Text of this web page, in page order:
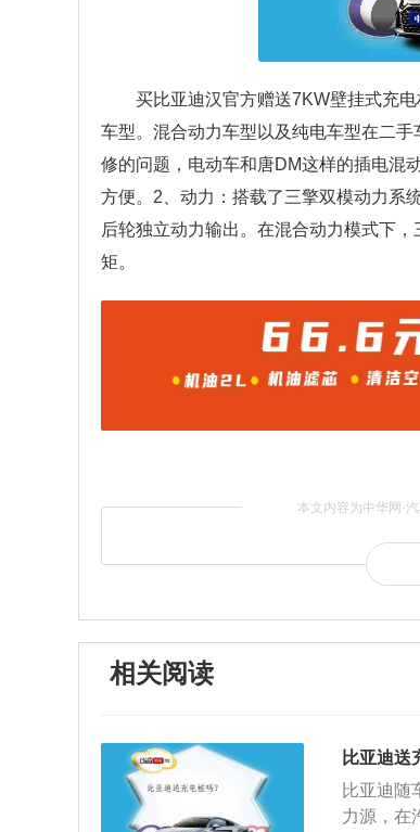
买比亚迪汉官方赠送7KW壁挂式充
车型。混合动力车型以及纯电车型在二
修的问题，电动车和唐DM这样的插电混
方便。2、动力：搭载了三擎双模动力系
后轮独立动力输出。在混合动力模式下
矩。
本文内容为中华网·
相关阅读
比亚迪送
比亚迪随
力源，在